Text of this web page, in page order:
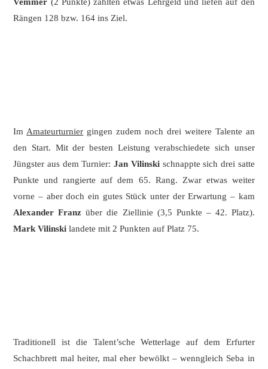
Rängen 128 bzw. 164 ins Ziel.
Im Amateurturnier gingen zudem noch drei weitere Talente an
den Start. Mit der besten Leistung verabschiedete sich unser
Jüngster aus dem Turnier:Jan Vilinskischnappte sich drei satte
Punkte und rangierte auf dem 65. Rang. Zwar etwas weiter
vorne – aber doch ein gutes Stück unter der Erwartung – kam
Alexander Franz über die Ziellinie (3,5 Punkte – 42. Platz).
Mark Vilinski landete mit 2 Punkten auf Platz 75.
Traditionell ist die Talent’sche Wetterlage auf dem Erfurter
Schachbrett mal heiter, mal eher bewölkt – wenngleich Seba in